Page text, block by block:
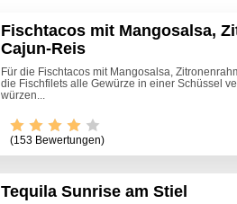
Fischtacos mit Mangosalsa,
Cajun-Reis
Für die Fischtacos mit Mangosalsa,
die Fischfilets alle Gewürze in einer Schüssel
würzen...
(153 Bewertungen)
Tequila Sunrise am Stiel